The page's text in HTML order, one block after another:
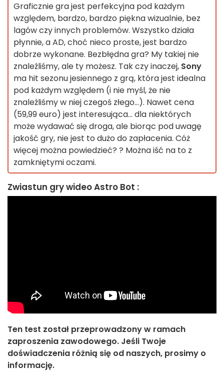
Graficznie gra jest perfekcyjna pod każdym
względem, bardzo, bardzo piękna wizualnie, bez
lagów czy innych problemów. Wszystko działa
płynnie, a AD, choć nieco proste, jest bardzo
dobrze wykonane. Bezbłędna gra? My takiej nie
znaleźliśmy, ale ty możesz. Tak czy inaczej, Sony
ma hit sezonu jesiennego z grą, która jest idealna
pod każdym względem (i nie myśl, że nie
znaleźliśmy w niej czegoś złego...). Nawet cena
(59,99 euro) jest interesująca... dla niektórych
może wydawać się droga, ale biorąc pod uwagę
jakość gry, nie jest to dużo do zapłacenia. Cóż
więcej można powiedzieć? ? Można iść na to z
zamkniętymi oczami.
Zwiastun gry wideo Astro Bot :
Ten test został przeprowadzony w ramach
zaproszenia zawodowego. Jeśli Twoje
doświadczenia różnią się od naszych, prosimy o
informację.